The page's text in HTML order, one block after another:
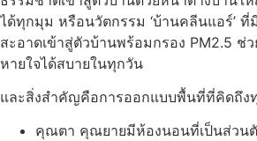
ได้ทุกมุม หรือนวัตกรรม ‘บ้านคลีนแอร์’ ที่
สะอาดเข้าสู่ตัวบ้านพร้อมกรอง PM2.5 ช่
หายใจได้สบายในทุกวัน
และสิ่งสำคัญคือการออกแบบพื้นที่ที่คิดถึง
คุณตา คุณยายมีห้องนอนที่เป็นส่วน